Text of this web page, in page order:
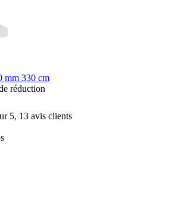
mm 330 cm
réduction
5, 13 avis clients